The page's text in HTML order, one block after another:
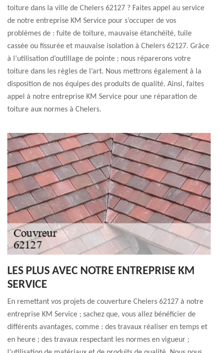
toiture dans la ville de Chelers 62127 ? Faites appel au service
de notre entreprise KM Service pour s’occuper de vos
problèmes de : fuite de toiture, mauvaise étanchéité, tuile
cassée ou fissurée et mauvaise isolation à Chelers 62127. Grâce
à l’utilisation d’outillage de pointe ; nous réparerons votre
toiture dans les règles de l’art. Nous mettrons également à la
disposition de nos équipes des produits de qualité. Ainsi, faites
appel à notre entreprise KM Service pour une réparation de
toiture aux normes à Chelers.
LES PLUS AVEC NOTRE ENTREPRISE KM
SERVICE
En remettant vos projets de couverture Chelers 62127 à notre
entreprise KM Service ; sachez que, vous allez bénéficier de
différents avantages, comme : des travaux réaliser en temps et
en heure ; des travaux respectant les normes en vigueur ;